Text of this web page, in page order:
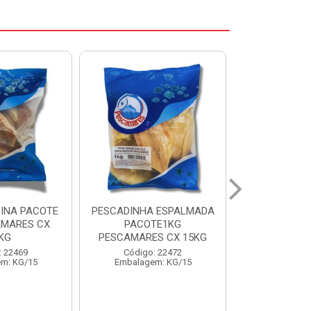
CX 15KG
22472
KG/15
FILE DE PANGA PREMIUM
PACOTE 1KG CAIXA 10KG
Código: 20021
Embalagem: KG/10